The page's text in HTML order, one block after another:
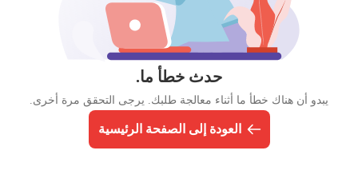
حدث خطأ ما.
يبدو أن هناك خطأ ما أثناء معالجة طلبك. يرجى التحقق مرة أخرى.
العودة إلى الصفحة الرئيسية